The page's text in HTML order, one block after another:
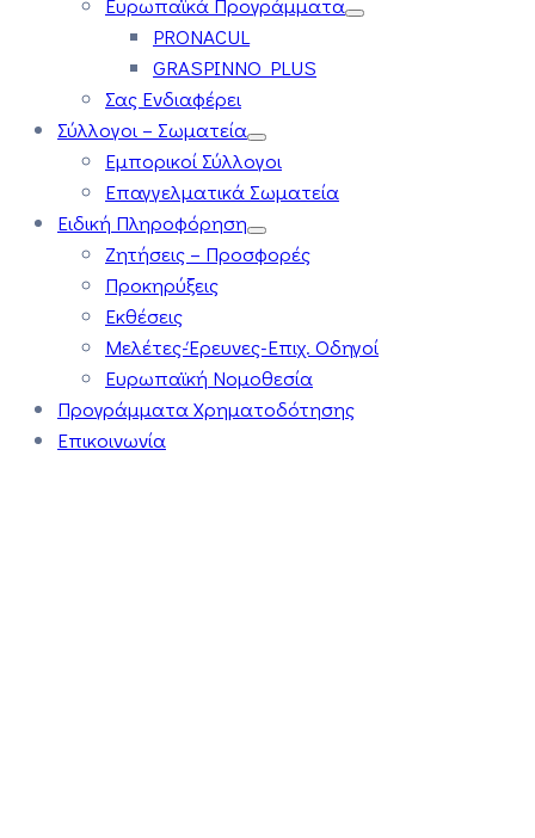
PRONACUL
GRASPINNO PLUS
Σας Ενδιαφέρει
Σύλλογοι – Σωματεία
Εμπορικοί Σύλλογοι
Επαγγελματικά Σωματεία
Ειδική Πληροφόρηση
Ζητήσεις – Προσφορές
Προκηρύξεις
Εκθέσεις
Μελέτες-Έρευνες-Επιχ. Οδηγοί
Ευρωπαϊκή Νομοθεσία
Προγράμματα Χρηματοδότησης
Επικοινωνία